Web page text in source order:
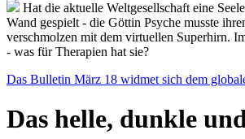
Hat die aktuelle Weltgesellschaft eine
Wand gespielt - die Göttin Psyche musste
verschmolzen mit dem virtuellen Superhirn.
- was für Therapien hat sie?
Das Bulletin März 18 widmet sich dem
Das helle, dunkle